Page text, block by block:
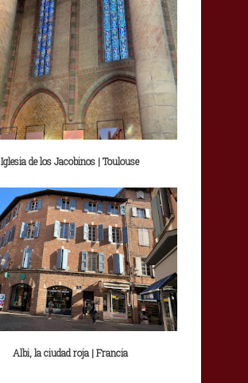
Iglesia de los Jacobinos | Toulouse
Albi, la ciudad roja | Francia